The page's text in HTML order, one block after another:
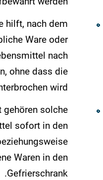
hilft, nach dem
Ware oder
nach
ohne dass die
wird.
gehören solche
sofort in den
Waren in den
Gefrierschrank.